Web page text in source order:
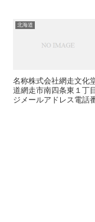
北海道
名称株式会社網走文化
道網走市南四条東１丁
ジメールアドレス電話